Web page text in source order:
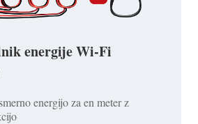
energije Wi-Fi
energijo za en meter z